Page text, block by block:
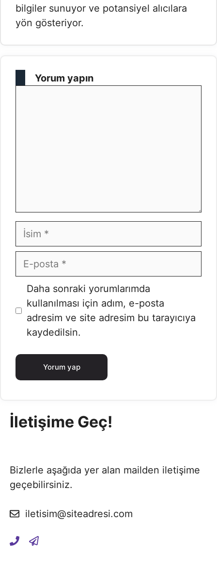
bilgiler sunuyor ve potansiyel alıcılara
yön gösteriyor.
Yorum yapın
İsim
E-
posta
İnternet
sitesi
Daha sonraki yorumlarımda
kullanılması için adım, e-posta
adresim ve site adresim bu tarayıcıya
kaydedilsin.
İletişime Geç!
Bizlerle aşağıda yer alan mailden iletişime
geçebilirsiniz.
iletisim@siteadresi.com